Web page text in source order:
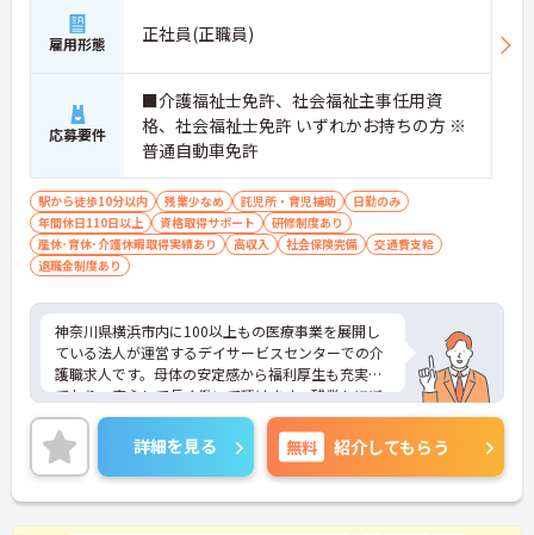
雇用形態 正社員(正職員)
応募要件
■介護福祉士免許、社会福祉主事任用資
格、社会福祉士免許 いずれかお持ちの方 ※
普通自動車免許
駅から徒歩10分以内 残業少なめ 託児所・育児補助
日勤のみ
年間休日110日以上
資格取得サポート
研修制度あり
産休･育休･介護休暇取得実績あり
高収入 社会保険完備
交通費支給
退職金制度あり
神奈川県横浜市内に100以上もの医療事業を展開し
ている法人が運営するデイサービスセンターでの介
護職求人です。母体の安定感から福利厚生も充実し
ており、安心して長く働いて頂けます。残業もほぼ
なく、月9日休みとワークライフバランスの取りや
すい環境です。ご興味のある方はお気軽にお問い合
わせ下さいませ。
詳細を見る 無料 紹介してもらう